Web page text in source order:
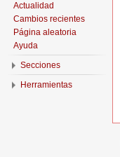
Actualidad
Cambios recientes
Página aleatoria
Ayuda
Secciones
Herramientas